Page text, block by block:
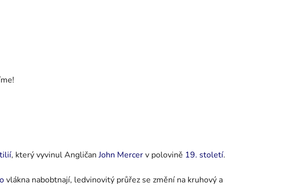
, který vyvinul AngličanJohn Mercerv polovině 19. století.
vlákna nabobtnají, ledvinovitý průřez se změní na kruhový a